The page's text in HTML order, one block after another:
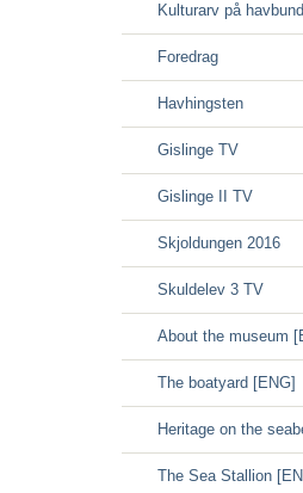
Kulturarv på
Foredrag
Havhingsten
Gislinge TV
Gislinge II TV
Skjoldungen 2016
Skuldelev 3 TV
About the museum
The boatyard [ENG]
Heritage on the
The Sea Stallion